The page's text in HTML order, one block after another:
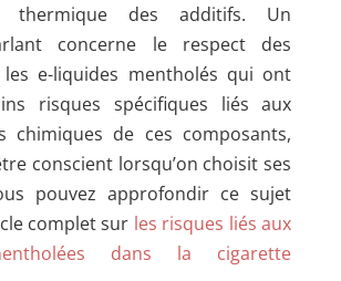
thermique des additifs. Un
concerne le respect des
e-liquides mentholés qui ont
risques spécifiques liés aux
chimiques de ces composants,
conscient lorsqu’on choisit ses
pouvez approfondir ce sujet
complet sur les risques liés aux
dans la cigarette